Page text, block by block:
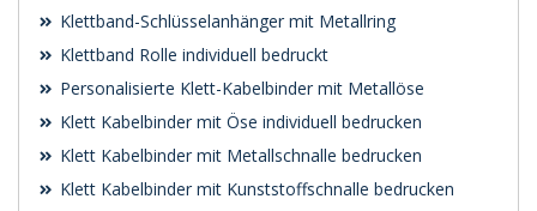
Klettband-Schlüsselanhänger mit Metallring
Klettband Rolle individuell bedruckt
Personalisierte Klett-Kabelbinder mit Metallöse
Klett Kabelbinder mit Öse individuell bedrucken
Klett Kabelbinder mit Metallschnalle bedrucken
Klett Kabelbinder mit Kunststoffschnalle bedrucken